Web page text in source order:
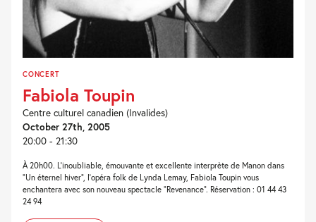
CONCERT
Fabiola Toupin
Centre culturel canadien (Invalides)
October 27th, 2005
20:00 - 21:30
À 20h00. L’inoubliable, émouvante et excellente interprète de Manon dans
“Un éternel hiver“, l’opéra folk de Lynda Lemay, Fabiola Toupin vous
enchantera avec son nouveau spectacle “Revenance“. Réservation : 01 44 43
24 94